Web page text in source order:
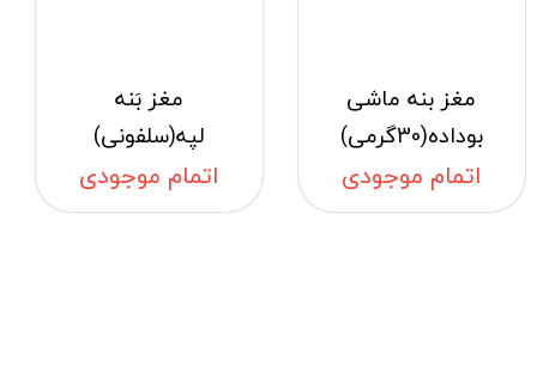
مغز بنه ماشی
بوداده(30گرمی)
اتمام موجودی
مغز بَنه
لپه(سلفونی)
اتمام موجودی